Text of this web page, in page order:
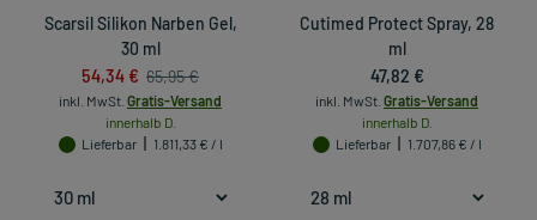
Scarsil Silikon Narben Gel,
30 ml
54,34 € 65,95 €
inkl. MwSt. Gratis-Versand
innerhalb D.
Lieferbar
1.811,33 € / l
Cutimed Protect Spray, 28
ml
47,82 €
inkl. MwSt. Gratis-Versand
innerhalb D.
Lieferbar
1.707,86 € / l